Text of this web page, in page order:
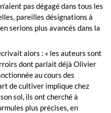
pas dégagé dans tous les
pareilles désignations à
serions plus avancés dans la
alors : « les auteurs sont
dont parlait déjà Olivier
au cours des
de cultiver implique chez
sol, ils ont cherché à
plus précises, en